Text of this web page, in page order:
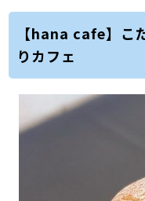
【hana cafe】こ
りカフェ